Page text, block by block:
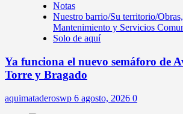
Notas
Nuestro barrio/Su territorio/Obras,
Mantenimiento y Servicios
Solo de aquí
Ya funciona el nuevo semáforo de
Torre y Bragado
aquimataderoswp 6 agosto, 2026 0